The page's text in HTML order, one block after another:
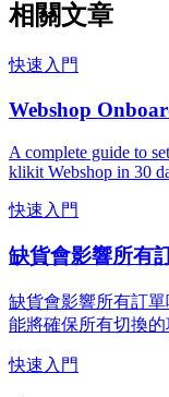
相關文章
快速入門
Webshop
A complete guide to
klikit Webshop in 30
快速入門
缺貨會影響所有
缺貨會影響所有訂
能將確保所有切換的
快速入門